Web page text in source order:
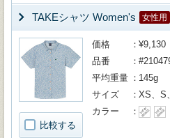
TAKEシャツ Women's 女性用
比較する
価格
¥9,130
品番
平均重量
145g
サイズ
XS、S
カラー